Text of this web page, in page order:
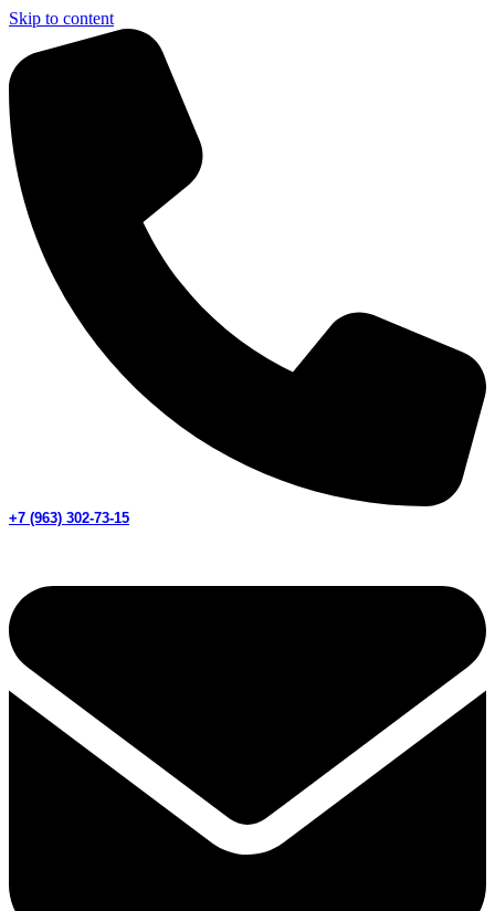
Skip to content
+7 (963) 302-73-15